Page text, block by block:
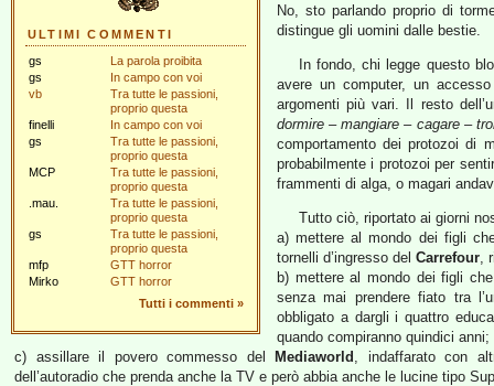
ULTIMI COMMENTI
gs
La parola proibita
gs
In campo con voi
vb
Tra tutte le passioni,
proprio questa
finelli
In campo con voi
gs
Tra tutte le passioni,
proprio questa
MCP
Tra tutte le passioni,
proprio questa
.mau.
Tra tutte le passioni,
proprio questa
gs
Tra tutte le passioni,
proprio questa
mfp
GTT horror
Mirko
GTT horror
Tutti i commenti »
No, sto parlando proprio di
distingue gli uomini dalle bestie.
In fondo, chi legge questo
avere un computer, un
argomenti più vari. Il resto
dormire – mangiare – cagare –
comportamento dei protozoi di
probabilmente i protozoi per
frammenti di alga, o magari
Tutto ciò, riportato ai giorni
a) mettere al mondo dei figli
tornelli d’ingresso del Carrefour,
b) mettere al mondo dei figli
senza mai prendere fiato tra
obbligato a dargli i quattro
quando compiranno quindici anni;
c) assillare il povero commesso del
Mediaworld , indaffarato con
dell’autoradio che prenda anche la TV e però abbia anche le lucine tipo